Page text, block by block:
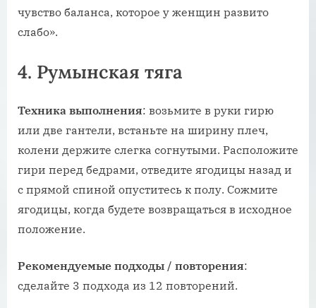
чувство баланса, которое у женщин развито
слабо».
4. Румынская тяга
Техника выполнения: возьмите в руки гирю
или две гантели, встаньте на ширину плеч,
колени держите слегка согнутыми. Расположите
гири перед бедрами, отведите ягодицы назад и
с прямой спиной опуститесь к полу. Сожмите
ягодицы, когда будете возвращаться в исходное
положение.
Рекомендуемые подходы / повторения:
сделайте 3 подхода из 12 повторений.